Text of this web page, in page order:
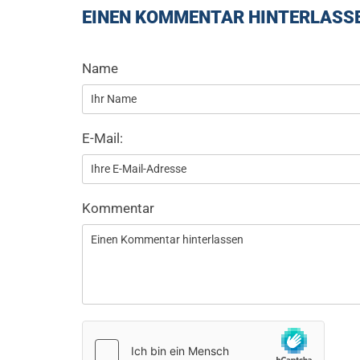
EINEN KOMMENTAR
Name
E-Mail:
Kommentar